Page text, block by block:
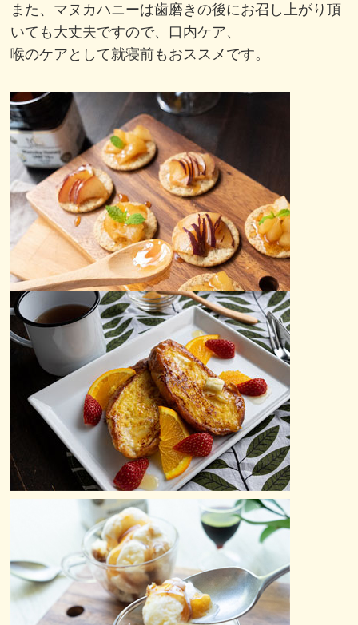
また、 マヌカハニーは歯磨きの後にお召し上がり頂
いても大丈夫ですので、口内ケア、
喉のケアとして就寝前もおススメです。